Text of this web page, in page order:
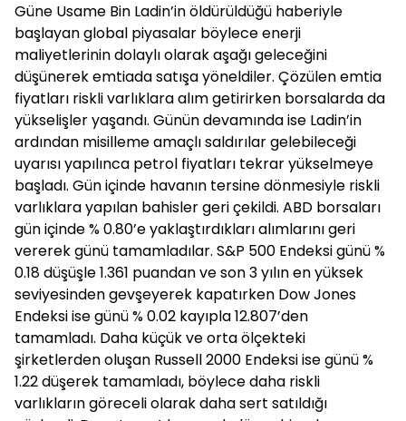
Güne Usame Bin Ladin’in öldürüldüğü haberiyle
başlayan global piyasalar böylece enerji
maliyetlerinin dolaylı olarak aşağı geleceğini
düşünerek emtiada satışa yöneldiler. Çözülen emtia
fiyatları riskli varlıklara alım getirirken borsalarda da
yükselişler yaşandı. Günün devamında ise Ladin’in
ardından misilleme amaçlı saldırılar gelebileceği
uyarısı yapılınca petrol fiyatları tekrar yükselmeye
başladı. Gün içinde havanın tersine dönmesiyle riskli
varlıklara yapılan bahisler geri çekildi. ABD borsaları
gün içinde % 0.80’e yaklaştırdıkları alımlarını geri
vererek günü tamamladılar. S&P 500 Endeksi günü %
0.18 düşüşle 1.361 puandan ve son 3 yılın en yüksek
seviyesinden gevşeyerek kapatırken Dow Jones
Endeksi ise günü % 0.02 kayıpla 12.807’den
tamamladı. Daha küçük ve orta ölçekteki
şirketlerden oluşan Russell 2000 Endeksi ise günü %
1.22 düşerek tamamladı, böylece daha riskli
varlıkların göreceli olarak daha sert satıldığı